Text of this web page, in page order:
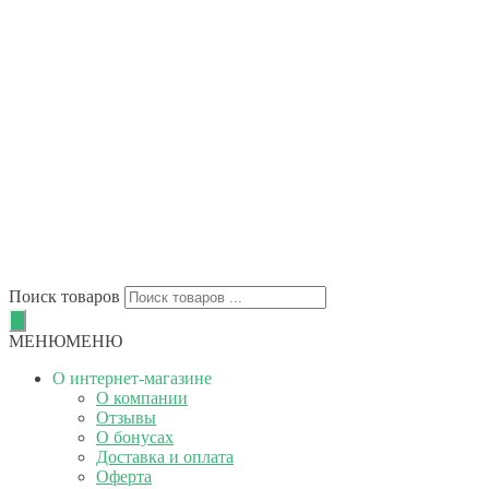
Поиск товаров
МЕНЮМЕНЮ
О интернет-магазине
О компании
Отзывы
О бонусах
Доставка и оплата
Оферта